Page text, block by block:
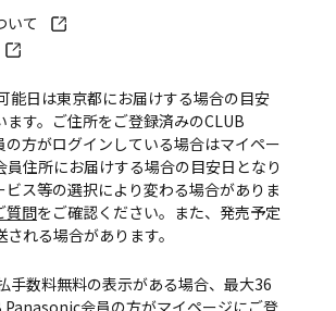
いて
能日は東京都にお届けする場合の目安
ます。ご住所をご登録済みのCLUB
方がログインしている場合はマイペー
員住所にお届けする場合の目安日となり
ビス等の選択により変わる場合がありま
質問をご確認ください。また、発売予定
れる場合があります。
手数料無料の表示がある場合、最大36
Panasonic会員の方がマイページにご登